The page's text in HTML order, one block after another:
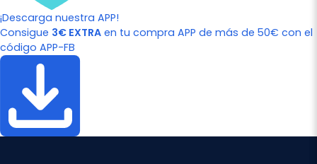
¡Descarga nuestra APP!
Consigue 3€ EXTRA en tu compra APP de más de 50€ con el
código APP-FB